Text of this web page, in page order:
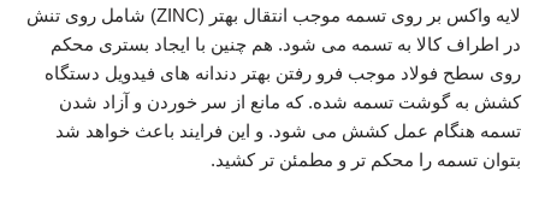
لایه واکس بر روی تسمه موجب انتقال بهتر (ZINC) شامل روی تنش
در اطراف کالا به تسمه می شود. هم چنین با ایجاد بستری محکم
روی سطح فولاد موجب فرو رفتن بهتر دندانه های فیدویل دستگاه
کشش به گوشت تسمه شده. که مانع از سر خوردن و آزاد شدن
تسمه هنگام عمل کشش می شود. و این فرایند باعث خواهد شد
بتوان تسمه را محکم تر و مطمئن تر کشید.